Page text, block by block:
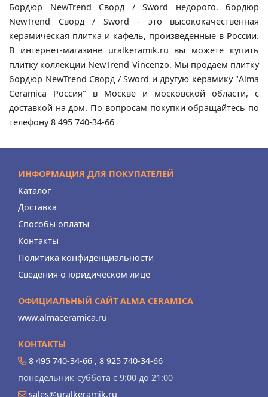
Бордюр NewTrend Сворд / Sword недорого. бордюр
NewTrend Сворд / Sword - это высококачественная
керамическая плитка и кафель, произведенные в России.
В интернет-магазине uralkeramik.ru вы можете купить
плитку коллекции NewTrend Vincenzo. Мы продаем плитку
бордюр NewTrend Сворд / Sword и другую керамику "Alma
Ceramica Россия" в Москве и московской области, с
доставкой на дом. По вопросам покупки обращайтесь по
телефону 8 495 740-34-66
ИНФОРМАЦИЯ ДЛЯ ПОКУПАТЕЛЕЙ
Каталог
Доставка
Способы оплаты
Контакты
Политика конфиденциальности
Сведения о юридическом лице
ОФИЦИАЛЬНЫЙ САЙТ ALMA CERAMICA
www.almaceramica.ru
КОНТАКТЫ
8 495 740-34-66 , 8 925 740-34-66
понедельник-суббота с 9:00 до 21:00
sales@uralkeramik.ru